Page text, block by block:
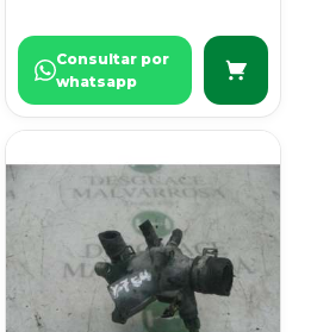
Consultar por
whatsapp